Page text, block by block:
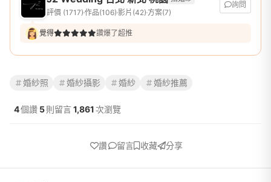
評價 (1717) 作品(106) 影片(42) 方案(7)
詢問
覺得 讚爆了超推
婚紗照 婚紗攝影 婚紗 婚紗推薦
4個讚 5 則留言1,861次瀏覽
讚 留言 收藏 分享